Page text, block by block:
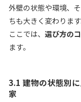
外壁の状態や環境、
ちも大きく変わります
ここでは、 選び方の
ます。
3.1 建物の状態別
家